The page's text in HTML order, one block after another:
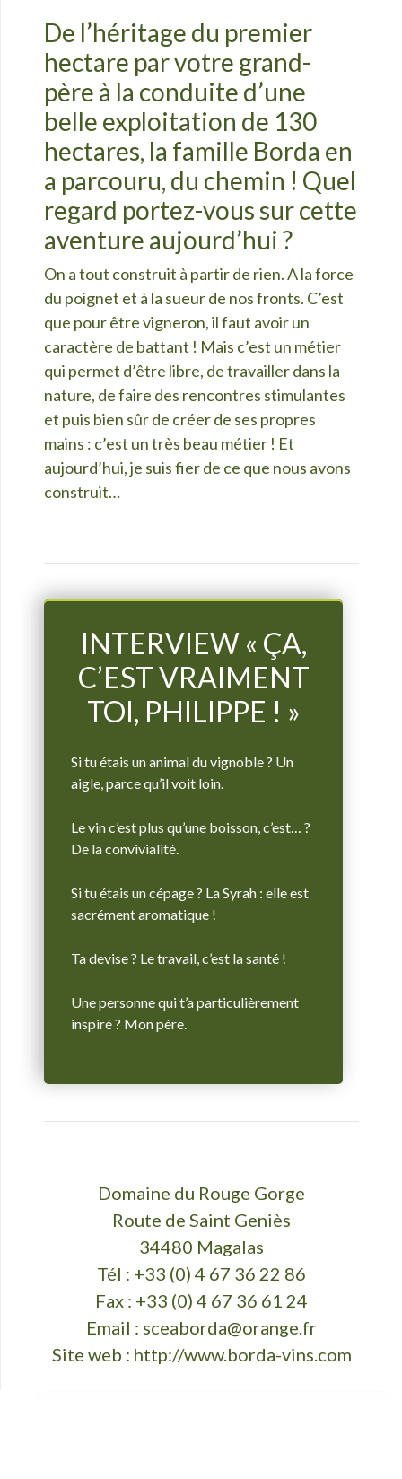
De l’héritage du premier
hectare par votre grand-
père à la conduite d’une
belle exploitation de 130
hectares, la famille Borda en
a parcouru, du chemin ! Quel
regard portez-vous sur cette
aventure aujourd’hui ?
On a tout construit à partir de rien. A la force
du poignet et à la sueur de nos fronts. C’est
que pour être vigneron, il faut avoir un
caractère de battant ! Mais c’est un métier
qui permet d’être libre, de travailler dans la
nature, de faire des rencontres stimulantes
et puis bien sûr de créer de ses propres
mains : c’est un très beau métier ! Et
aujourd’hui, je suis fier de ce que nous avons
construit…
INTERVIEW « ÇA,
C’EST VRAIMENT
TOI, PHILIPPE ! »
Si tu étais un animal du vignoble ? Un
aigle, parce qu’il voit loin.
Le vin c’est plus qu’une boisson, c’est… ?
De la convivialité.
Si tu étais un cépage ? La Syrah : elle est
sacrément aromatique !
Ta devise ? Le travail, c’est la santé !
Une personne qui t’a particulièrement
inspiré ? Mon père.
Domaine du Rouge Gorge
Route de Saint Geniès
34480 Magalas
Tél : +33 (0) 4 67 36 22 86
Fax : +33 (0) 4 67 36 61 24
Email : sceaborda@orange.fr
Site web : http://www.borda-vins.com